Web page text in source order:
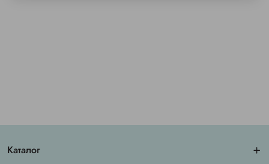
Каталог